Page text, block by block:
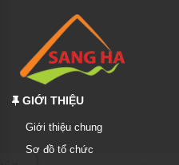
GIỚI THIỆU
Giới thiệu chung
Sơ đồ tổ chức